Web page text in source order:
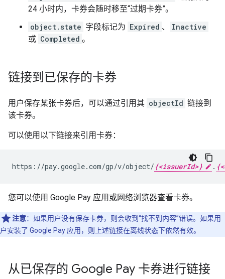
24 小时内，卡券会随时移至“过期卡券”。
object.state 字段标记为 Expired 、
Inactive
或 Completed 。
链接到已保存的卡券
用户保存某张卡券后，可以通过引用其 objectId 链接到
该卡券。
可以使用以下链接来引用卡券：
https://pay.google.com/gp/v/object/ {<issuerId>} .
您可以使用 Google Pay 应用或网络浏览器查看卡券。
注意：如果用户没有保存卡券，则会收到“找不到内容”错误。如果用
户安装了 Google Pay 应用，则上述链接在离线状态下依然有效。
从已保存的 Google Pay 卡券进行链接